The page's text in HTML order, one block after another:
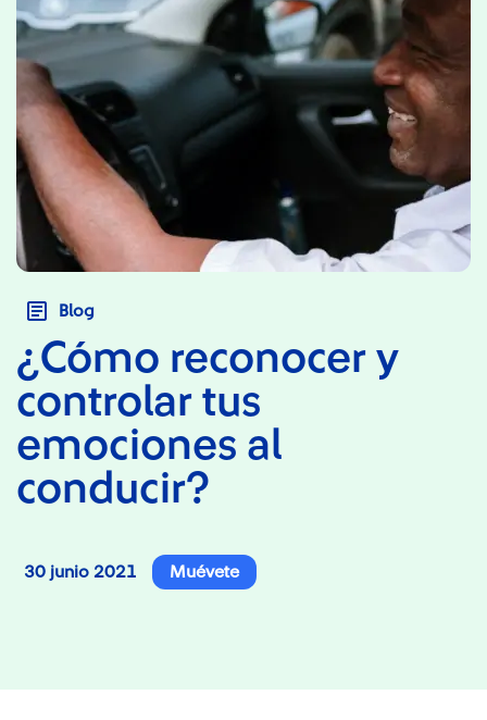
Blog
¿Cómo reconocer y
controlar tus
emociones al
conducir?
30 junio 2021 Muévete